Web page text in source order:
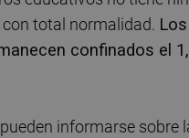
con total normalidad.
confinados el
informarse sobre